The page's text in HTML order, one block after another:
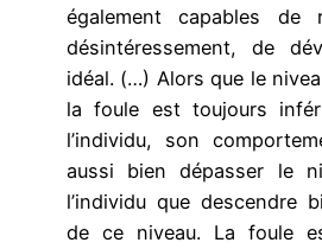
également capables de
désintéresse­ment, de
idéal. (…) Alors que le
la foule est tou­jours
l’individu, son
aussi bien dépasser le
l’individu que descendre
de ce niveau. La foule